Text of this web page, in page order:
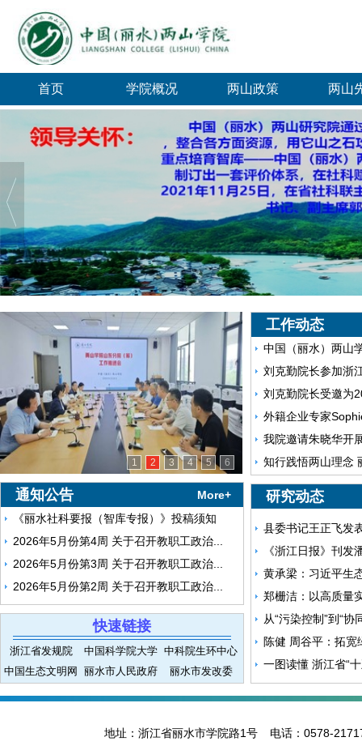
首页 学院概况 两山政策 两山
1 2 3 4 5 6
工作动态
中国（丽水）两山
刘克勤院长参加浙
刘克勤院长受邀为
外籍企业专家
我院邀请朱晓华开
知行践悟两山理念
More+
通知公告
《丽水社科要报（智库专报）》投稿须知
2026年5月份第4周 关于召开教职工政治...
2026年5月份第3周 关于召开教职工政治...
2026年5月份第2周 关于召开教职工政治...
快速链接
浙江省发规院 中国科学院大学 中科院生环中心
中国生态文明网
丽水市人民政府 丽水市发改委
研究动态
县委书记王正飞发
《浙江日报》刊发
黄承梁：习近平生
郑栅洁：以高质量
从“污染控制”到“
陈健 周谷平：拓
一图读懂 浙江省“
地址：浙江省丽水市学院路1号 电话：0578-